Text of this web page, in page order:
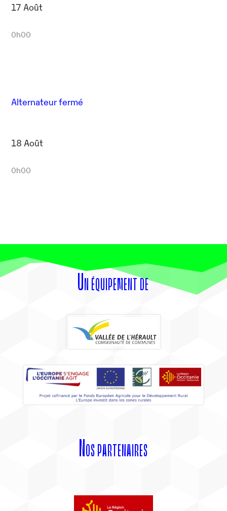
17 Août
0h00
Alternateur fermé
18 Août
0h00
Un équipement de
Nos partenaires